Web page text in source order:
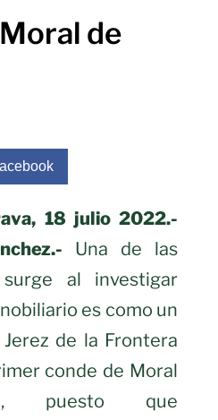
de
18 julio 2022.-
Una de las
al investigar
es como un
de la Frontera
conde de Moral
puesto que